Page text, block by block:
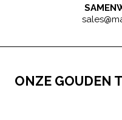
ONZE GOUDEN